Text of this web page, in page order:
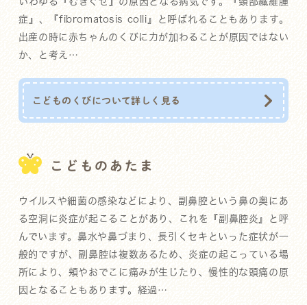
症』、『fibromatosis colli』と呼ばれることもあります。
出産の時に赤ちゃんのくびに力が加わることが原因ではない
か、と考え…
こどものくびについて詳しく見る
こどものあたま
ウイルスや細菌の感染などにより、副鼻腔という鼻の奥にあ
る空洞に炎症が起こることがあり、これを『副鼻腔炎』と呼
んでいます。鼻水や鼻づまり、長引くセキといった症状が一
般的ですが、副鼻腔は複数あるため、炎症の起こっている場
所により、頬やおでこに痛みが生じたり、慢性的な頭痛の原
因となることもあります。経過…